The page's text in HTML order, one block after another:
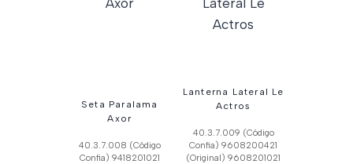
Seta Paralama
Axor
40.3.7.008 (Código
Confia) 9418201021
Lanterna Lateral Le
Actros
40.3.7.009 (Código
Confia) 9608200421
(Original) 9608201021